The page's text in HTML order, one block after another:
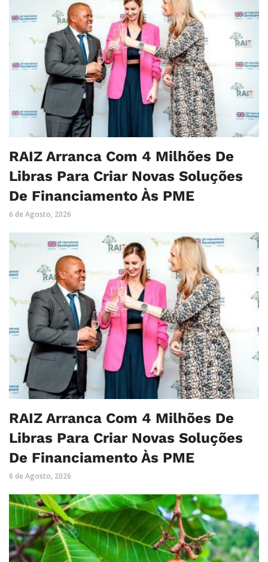
RAIZ Arranca Com 4 Milhões De
Libras Para Criar Novas Soluções
De Financiamento Às PME
6 de Agosto, 2026
RAIZ Arranca Com 4 Milhões De
Libras Para Criar Novas Soluções
De Financiamento Às PME
6 de Agosto, 2026